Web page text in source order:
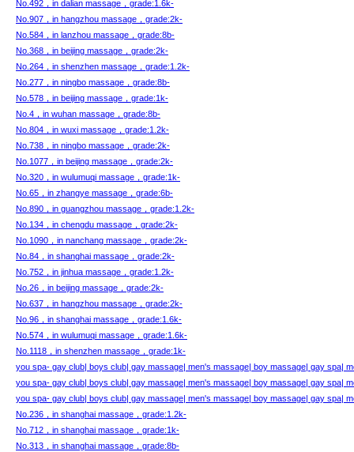
No.492，in dalian massage，grade:1.6k-
No.907，in hangzhou massage，grade:2k-
No.584，in lanzhou massage，grade:8b-
No.368，in beijing massage，grade:2k-
No.264，in shenzhen massage，grade:1.2k-
No.277，in ningbo massage，grade:8b-
No.578，in beijing massage，grade:1k-
No.4，in wuhan massage，grade:8b-
No.804，in wuxi massage，grade:1.2k-
No.738，in ningbo massage，grade:2k-
No.1077，in beijing massage，grade:2k-
No.320，in wulumuqi massage，grade:1k-
No.65，in zhangye massage，grade:6b-
No.890，in guangzhou massage，grade:1.2k-
No.134，in chengdu massage，grade:2k-
No.1090，in nanchang massage，grade:2k-
No.84，in shanghai massage，grade:2k-
No.752，in jinhua massage，grade:1.2k-
No.26，in beijing massage，grade:2k-
No.637，in hangzhou massage，grade:2k-
No.96，in shanghai massage，grade:1.6k-
No.574，in wulumuqi massage，grade:1.6k-
No.1118，in shenzhen massage，grade:1k-
you spa- gay club| boys club| gay massage| men's massage| boy massage| gay spa|
you spa- gay club| boys club| gay massage| men's massage| boy massage| gay spa|
you spa- gay club| boys club| gay massage| men's massage| boy massage| gay spa|
No.236，in shanghai massage，grade:1.2k-
No.712，in shanghai massage，grade:1k-
No.313，in shanghai massage，grade:8b-